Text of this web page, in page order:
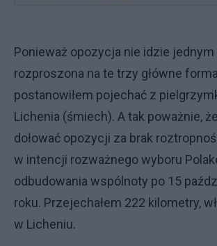
Ponieważ opozycja nie idzie
rozproszona na te trzy główne
postanowiłem pojechać z
Lichenia (śmiech). A tak poważnie,
dołować opozycji za brak
w intencji rozważnego wyboru
odbudowania wspólnoty po 15
roku. Przejechałem 222 kilometry,
w Licheniu.